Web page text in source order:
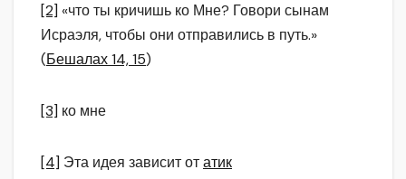
[2] «что ты кричишь ко Мне? Говори сынам
Исраэля, чтобы они отправились в путь.»
(Бешалах 14, 15)
[3] ко мне
[4] Эта идея зависит отатик